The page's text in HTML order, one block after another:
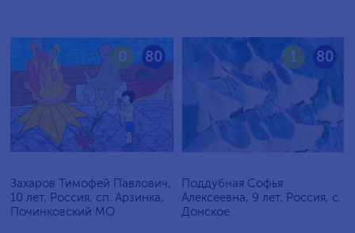
80
0
Захаров Тимофей Павлович,
10 лет, Россия, сп. Арзинка,
Починковский МО
80
1
Поддубная Софья
Алексеевна, 9 лет, Россия, c.
Донское